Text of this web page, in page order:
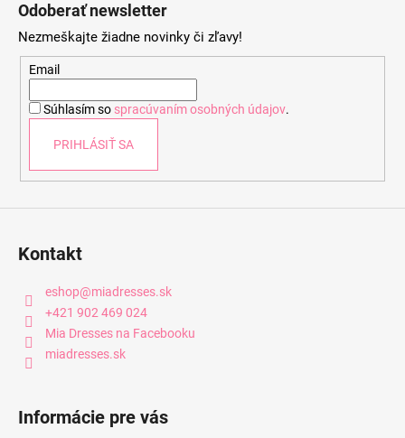
Odoberať newsletter
Nezmeškajte žiadne novinky či zľavy!
Email
Súhlasím so spracúvaním osobných údajov.
PRIHLÁSIŤ SA
Kontakt
eshop@miadresses.sk
+421 902 469 024
Mia Dresses na Facebooku
miadresses.sk
Informácie pre vás